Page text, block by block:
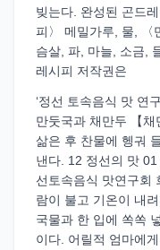
빚는다. 완성된 곤드
피〉 메밀가루, 물, 〈
슴살, 파, 마늘, 소금,
레시피 저작권은
‘정선 토속음식 맛 연
만둣국과 채만두 【
삶은 후 찬물에 헹궈
낸다. 12 정선의 맛
선토속음식 맛연구회
람이 불고 기온이 내
국물과 한 입에 쏙쏙
이다. 어릴적 엄마에